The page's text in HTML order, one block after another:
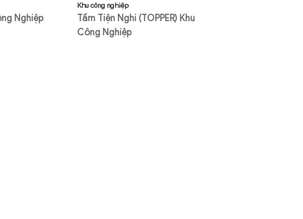
Nghiệp
Khu công nghiệp
Tấm Tiện Nghi (TOPPER) Khu
Công Nghiệp